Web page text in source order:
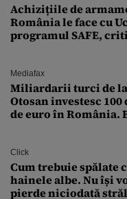
Achizițiile de
România le face cu
programul SAFE,
Mediafax
Miliardarii turci de
Otosan investesc
de euro în România.
Click
Cum trebuie spălate
hainele albe. Nu își
pierde niciodată